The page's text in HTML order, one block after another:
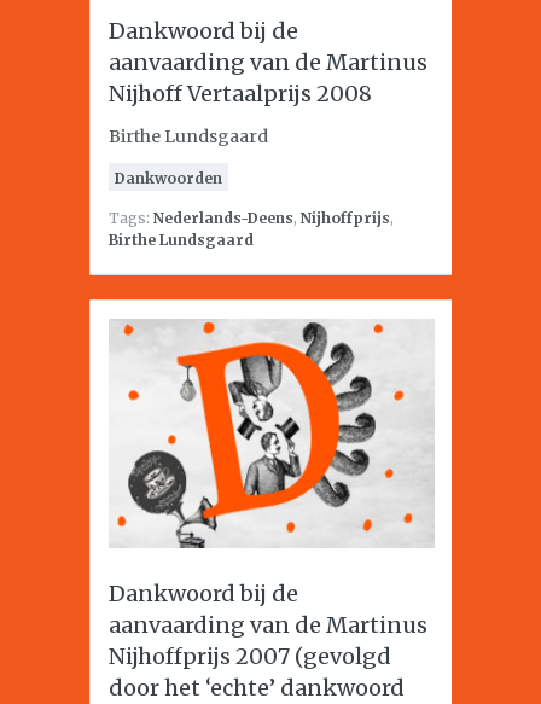
Dankwoord bij de
aanvaarding van de Martinus
Nijhoff Vertaalprijs 2008
Birthe Lundsgaard
Dankwoorden
Tags: Nederlands-Deens, Nijhoffprijs,
Birthe Lundsgaard
Dankwoord bij de
aanvaarding van de Martinus
Nijhoffprijs 2007 (gevolgd
door het ‘echte’ dankwoord